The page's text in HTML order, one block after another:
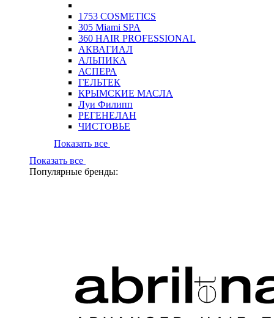
1753 COSMETICS
305 Miami SPA
360 HAIR PROFESSIONAL
АКВАГИАЛ
АЛЬПИКА
АСПЕРА
ГЕЛЬТЕК
КРЫМСКИЕ МАСЛА
Луи Филипп
РЕГЕНЕЛАН
ЧИСТОВЬЕ
Показать все
Показать все
Популярные бренды: